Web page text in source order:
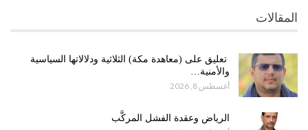
المقالات
تعليق على (معاهدة مكة) الثلاثية ودلالاتها السياسية
والأمنية…
أغسطس 8, 2026
الرياض وعقدة الفشل المركَّب